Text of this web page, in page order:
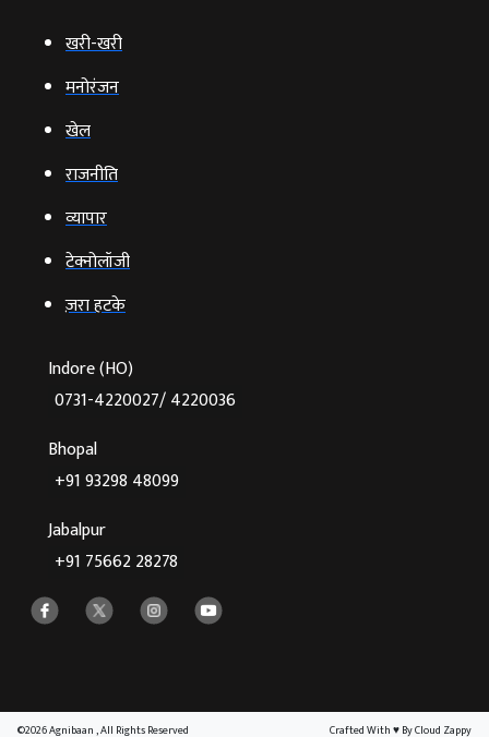
खरी-खरी
मनोरंजन
खेल
राजनीति
व्‍यापार
टेक्‍नोलॉजी
ज़रा हटके
Indore (HO)
0731-4220027/ 4220036
Bhopal
+91 93298 48099
Jabalpur
+91 75662 28278
©2026 Agnibaan , All Rights Reserved Crafted With♥By Cloud Zappy